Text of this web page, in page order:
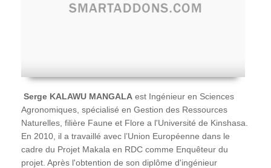
Serge KALAWU MANGALA est Ingénieur en Sciences
Agronomiques, spécialisé en Gestion des Ressources
Naturelles, filière Faune et Flore a l'Université de Kinshasa.
En 2010, il a travaillé avec l’Union Européenne dans le
cadre du Projet Makala en RDC comme Enquêteur du
projet. Après l'obtention de son diplôme d'ingénieur